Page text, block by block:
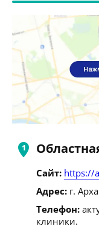
Сайт: https://
Адрес: г.
Телефон:
клиники.